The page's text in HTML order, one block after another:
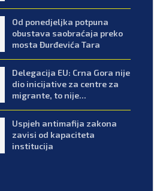
Od ponedjeljka potpuna
obustava saobraćaja preko
mosta Đurđevića Tara
Delegacija EU: Crna Gora nije
dio inicijative za centre za
migrante, to nije...
Uspjeh antimafija zakona
zavisi od kapaciteta
institucija